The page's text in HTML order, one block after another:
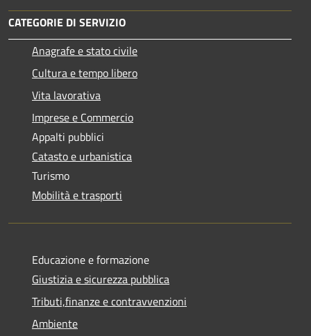
CATEGORIE DI SERVIZIO
Anagrafe e stato civile
Cultura e tempo libero
Vita lavorativa
Imprese e Commercio
Appalti pubblici
Catasto e urbanistica
Turismo
Mobilità e trasporti
Educazione e formazione
Giustizia e sicurezza pubblica
Tributi,finanze e contravvenzioni
Ambiente